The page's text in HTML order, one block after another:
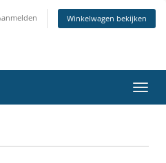
Winkelwagen bekijken